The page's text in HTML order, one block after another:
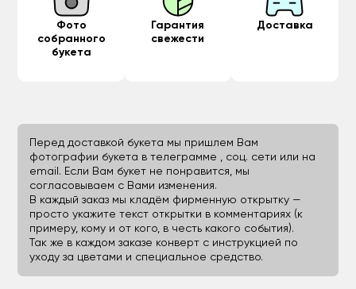
Фото
собранного
букета
Гарантия
свежести
Доставка
Перед доставкой букета мы пришлем Вам
фотографии букета в телеграмме , соц. сети или на
email. Если Вам букет не понравится, мы
согласовываем с Вами изменения.
В каждый заказ мы кладём фирменную открытку —
просто укажите текст открытки в комментариях (к
примеру, кому и от кого, в честь какого события).
Так же в каждом заказе конверт с инструкцией по
уходу за цветами и специальное средство.